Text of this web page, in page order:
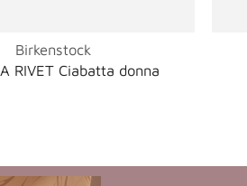
Birkenstock
RIVET Ciabatta donna